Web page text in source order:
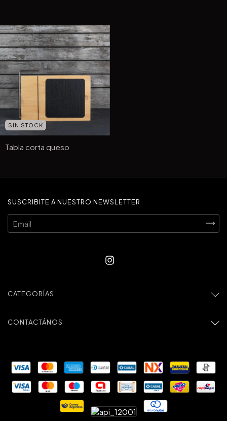
SIN STOCK
Tabla corta queso
SUSCRIBITE A NUESTRO NEWSLETTER
CATEGORÍAS
CONTACTÁNOS